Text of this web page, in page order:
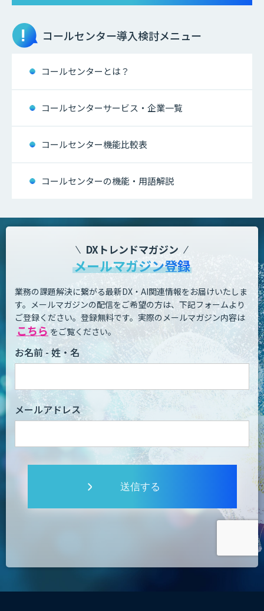
コールセンター導入検討メニュー
コールセンターとは？
コールセンターサービス・企業一覧
コールセンター機能比較表
コールセンターの機能・用語解説
DXトレンドマガジン
メールマガジン登録
業務の課題解決に繋がる最新DX・AI関連情報をお届けいたしま
す。 メールマガジンの配信をご希望の方は、下記フォームより
ご登録ください。登録無料です。 実際のメールマガジン内容は
こちら をご覧ください。
お名前 - 姓・名
メールアドレス
送信する